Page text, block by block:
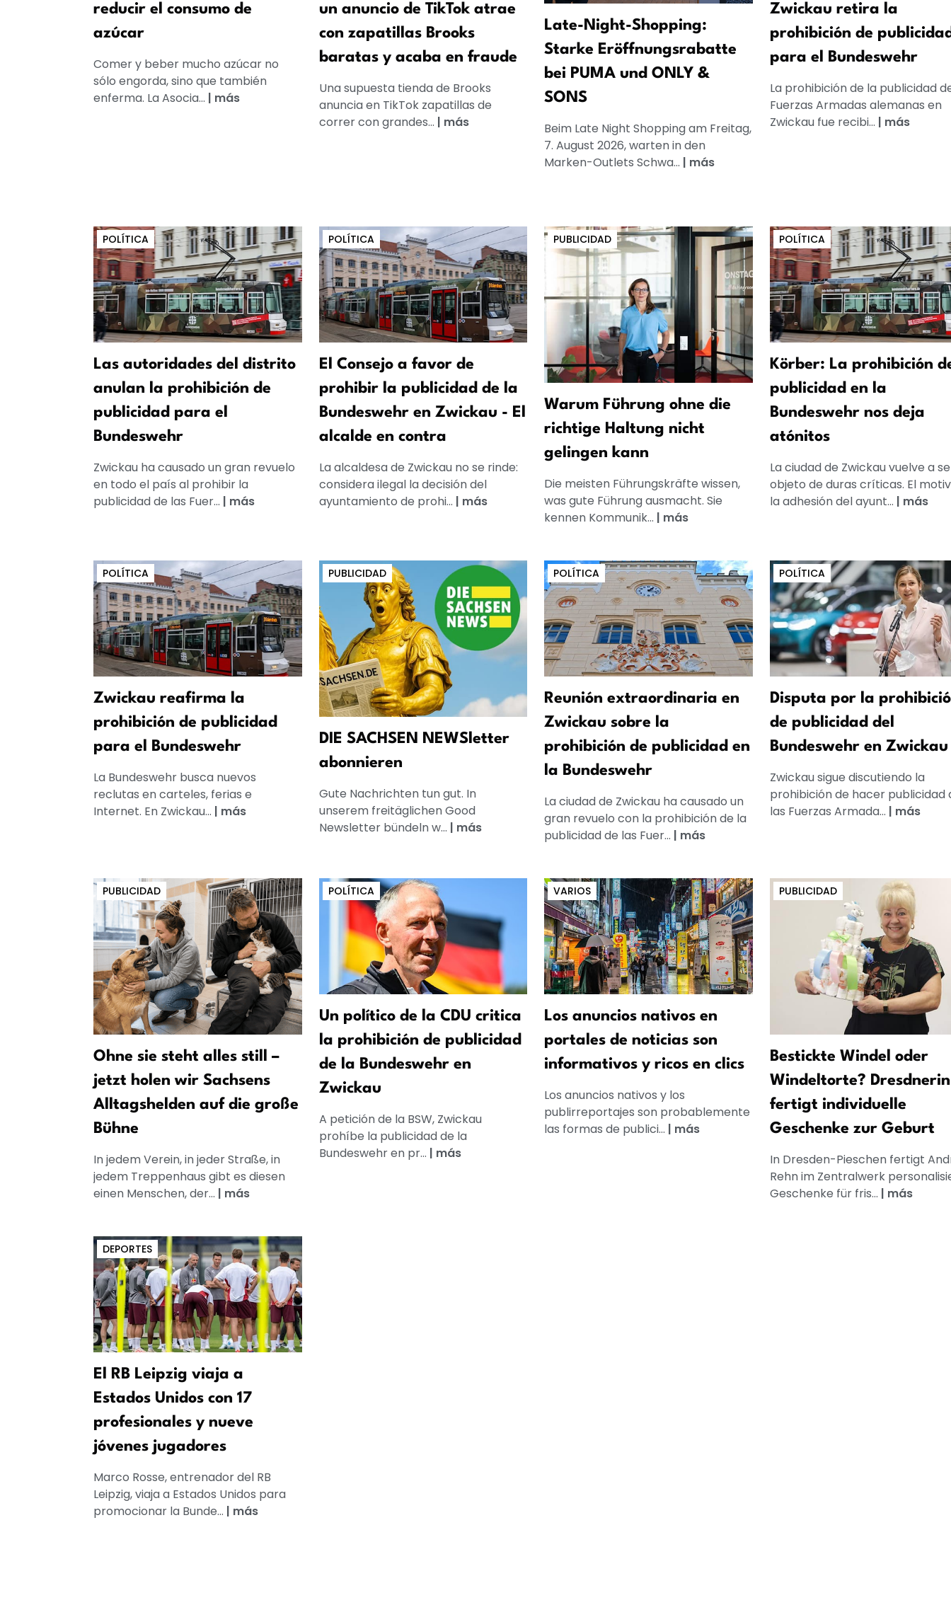
reducir el consumo de
azúcar
Comer y beber mucho azúcar no
sólo engorda, sino que también
enferma. La Asocia... | más
un anuncio de TikTok atrae
con zapatillas Brooks
baratas y acaba en fraude
Una supuesta tienda de Brooks
anuncia en TikTok zapatillas de
correr con grandes... | más
Late-Night-Shopping:
Starke Eröffnungsrabatte
bei PUMA und ONLY &
SONS
Beim Late Night Shopping am Freitag,
7. August 2026, warten in den
Marken-Outlets Schwa... | más
Zwickau retira la
prohibición de
para el Bundeswehr
La prohibición de la publicidad
Fuerzas Armadas alemanas en
Zwickau fue recibi... | más
POLÍTICA
Las autoridades del distrito
anulan la prohibición de
publicidad para el
Bundeswehr
Zwickau ha causado un gran revuelo
en todo el país al prohibir la
publicidad de las Fuer... | más
POLÍTICA
El Consejo a favor de
prohibir la publicidad de la
Bundeswehr en Zwickau - El
alcalde en contra
La alcaldesa de Zwickau no se rinde:
considera ilegal la decisión del
ayuntamiento de prohi... | más
PUBLICIDAD
Warum Führung ohne die
richtige Haltung nicht
gelingen kann
Die meisten Führungskräfte wissen,
was gute Führung ausmacht. Sie
kennen Kommunik... | más
POLÍTICA
Körber: La prohibición
publicidad en la
Bundeswehr nos deja
atónitos
La ciudad de Zwickau vuelve a
objeto de duras críticas. El
la adhesión del ayunt... | más
POLÍTICA
Zwickau reafirma la
prohibición de publicidad
para el Bundeswehr
La Bundeswehr busca nuevos
reclutas en carteles, ferias e
Internet. En Zwickau... | más
PUBLICIDAD
DIE SACHSEN NEWSletter
abonnieren
Gute Nachrichten tun gut. In
unserem freitäglichen Good
Newsletter bündeln w... | más
POLÍTICA
Reunión extraordinaria en
Zwickau sobre la
prohibición de publicidad en
la Bundeswehr
La ciudad de Zwickau ha causado un
gran revuelo con la prohibición de la
publicidad de las Fuer... | más
POLÍTICA
Disputa por la
de publicidad del
Bundeswehr en Zwickau
Zwickau sigue discutiendo la
prohibición de hacer publicidad
las Fuerzas Armada... | más
PUBLICIDAD
Ohne sie steht alles still –
jetzt holen wir Sachsens
Alltagshelden auf die große
Bühne
In jedem Verein, in jeder Straße, in
jedem Treppenhaus gibt es diesen
einen Menschen, der... | más
POLÍTICA
Un político de la CDU critica
la prohibición de publicidad
de la Bundeswehr en
Zwickau
A petición de la BSW, Zwickau
prohíbe la publicidad de la
Bundeswehr en pr... | más
VARIOS
Los anuncios nativos en
portales de noticias son
informativos y ricos en clics
Los anuncios nativos y los
publirreportajes son probablemente
las formas de publici... | más
PUBLICIDAD
Bestickte Windel oder
Windeltorte? Dresdnerin
fertigt individuelle
Geschenke zur Geburt
In Dresden-Pieschen fertigt
Rehn im Zentralwerk
Geschenke für fris... | más
DEPORTES
El RB Leipzig viaja a
Estados Unidos con 17
profesionales y nueve
jóvenes jugadores
Marco Rosse, entrenador del RB
Leipzig, viaja a Estados Unidos para
promocionar la Bunde... | más